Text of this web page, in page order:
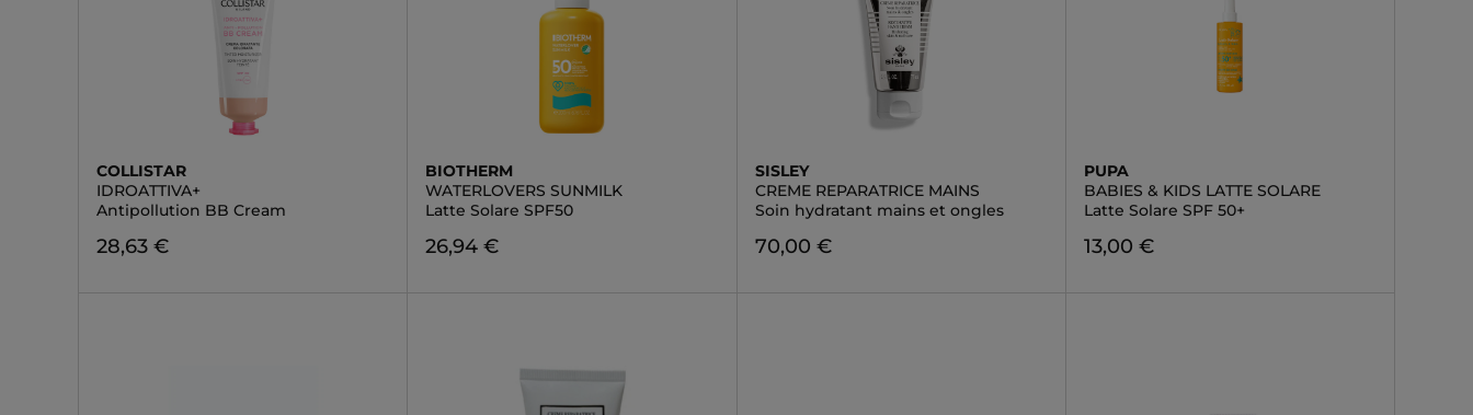
COLLISTAR
IDROATTIVA+
Antipollution BB Cream
28,63 €
BIOTHERM
WATERLOVERS SUNMILK
Latte Solare SPF50
26,94 €
SISLEY
CREME REPARATRICE MAINS
Soin hydratant mains et ongles
70,00 €
PUPA
BABIES & KIDS LATTE SOLARE
Latte Solare SPF 50+
13,00 €